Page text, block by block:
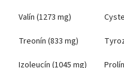
Valín (1273 mg)
Treonín (833 mg)
Izoleucín (1045 mg)